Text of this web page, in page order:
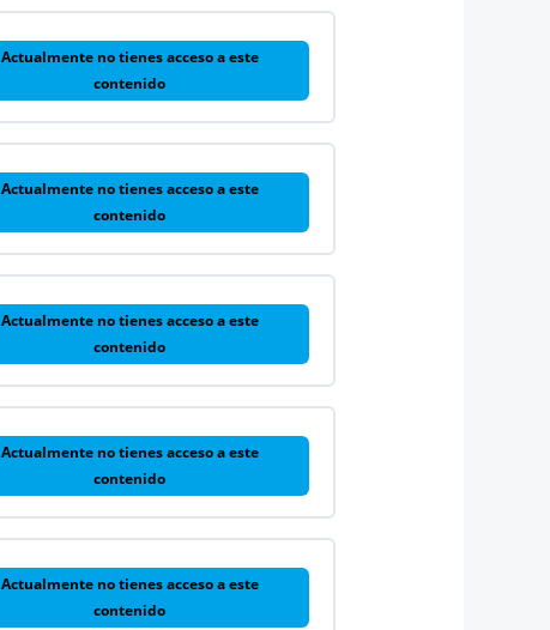
Actualmente no tienes acceso a este
contenido
Actualmente no tienes acceso a este
contenido
Actualmente no tienes acceso a este
contenido
Actualmente no tienes acceso a este
contenido
Actualmente no tienes acceso a este
contenido